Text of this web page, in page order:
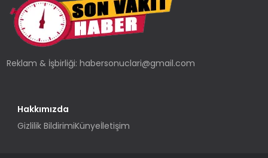
Reklam & İşbirliği:habersonuclari@gmail.com
Hakkımızda
Gizlilik BildirimiKünyeİletişim